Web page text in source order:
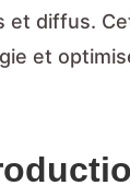
et diffus.
et